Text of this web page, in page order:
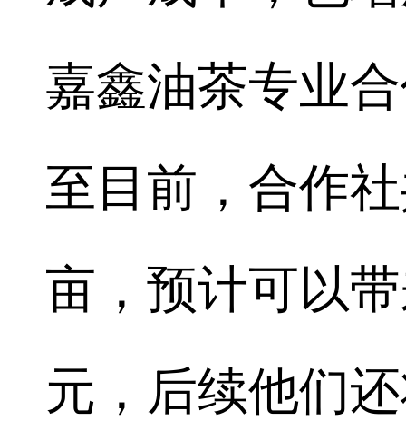
嘉鑫油茶专业
至目前，合作
亩，预计可以
元，后续他们